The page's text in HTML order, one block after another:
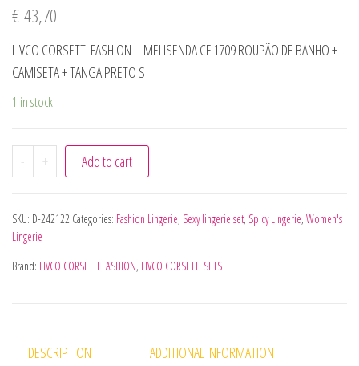
€43,70
LIVCO CORSETTI FASHION – MELISENDA CF 1709 ROUPÃO DE BANHO +
CAMISETA + TANGA PRETO S
1 in stock
- + Add to cart
SKU: D-242122 Categories: Fashion Lingerie, Sexy lingerie set, Spicy Lingerie, Women's
Lingerie
Brand: LIVCO CORSETTI FASHION, LIVCO CORSETTI SETS
DESCRIPTION ADDITIONAL INFORMATION